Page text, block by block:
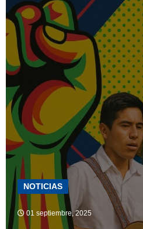
NOTICIAS
01 septiembre, 2025